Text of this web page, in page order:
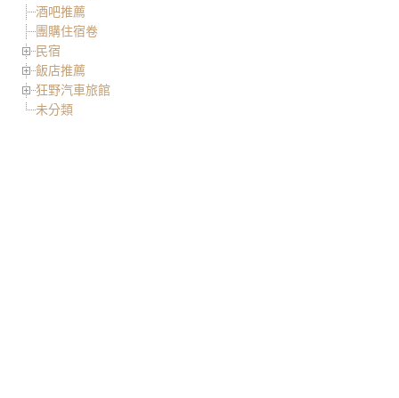
酒吧推薦
團購住宿卷
民宿
飯店推薦
狂野汽車旅館
未分類